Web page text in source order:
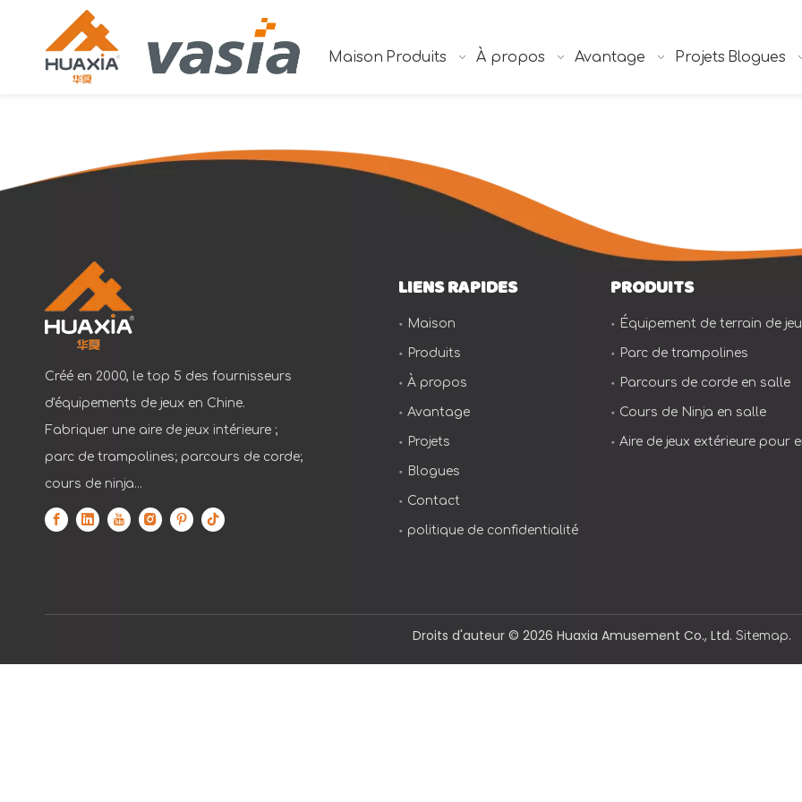
Maison Produits À propos Avantage Projets Blogues
Créé en 2000, le top 5 des fournisseurs
d'équipements de jeux en Chine.
Fabriquer une aire de jeux intérieure ;
parc de trampolines; parcours de corde;
cours de ninja...
LIENS RAPIDES
Maison
Produits
À propos
Avantage
Projets
Blogues
Contact
politique de confidentialité
PRODUITS
Équipement de terrain de
Parc de trampolines
Parcours de corde en salle
Cours de Ninja en salle
Aire de jeux extérieure pour
Droits d'auteur ©️ 2026 Huaxia Amusement Co., Ltd. Sitemap.